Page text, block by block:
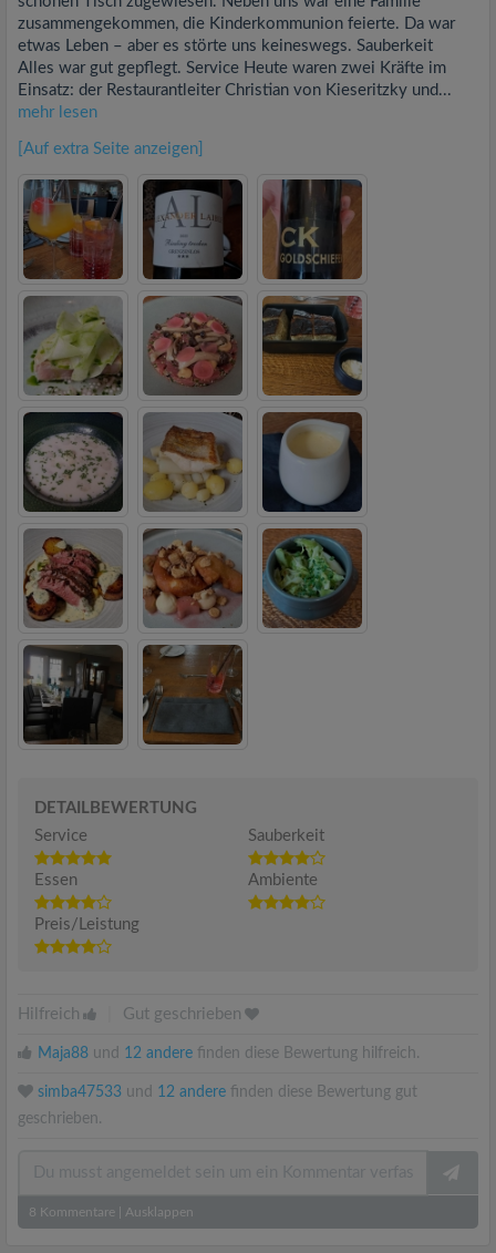
zusammengekommen, die Kinderkommunion feierte. Da war
etwas Leben – aber es störte uns keineswegs. Sauberkeit
Alles war gut gepflegt. Service Heute waren zwei Kräfte im
Einsatz: der Restaurantleiter Christian von Kieseritzky und...
mehr lesen
[Auf extra Seite anzeigen]
DETAILBEWERTUNG
Service
Sauberkeit
Essen Ambiente
Preis/Leistung
Hilfreich Gut geschrieben
Maja88 und 12 andere finden diese Bewertung hilfreich.
simba47533 und 12 andere finden diese Bewertung gut
geschrieben.
8 Kommentare Ausklappen